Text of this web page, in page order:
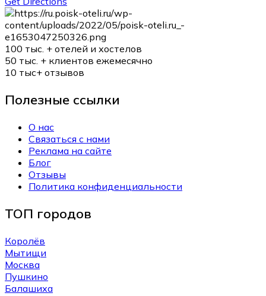
100 тыс. + отелей и хостелов
50 тыс. + клиентов ежемесячно
10 тыс+ отзывов
Полезные ссылки
О нас
Связаться с нами
Реклама на сайте
Блог
Отзывы
Политика конфиденциальности
ТОП городов
Королёв
Мытищи
Москва
Пушкино
Балашиха